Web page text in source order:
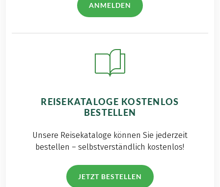
ANMELDEN
REISEKATALOGE KOSTENLOS
BESTELLEN
Unsere Reisekataloge können Sie jederzeit
bestellen – selbstverständlich kostenlos!
JETZT BESTELLEN